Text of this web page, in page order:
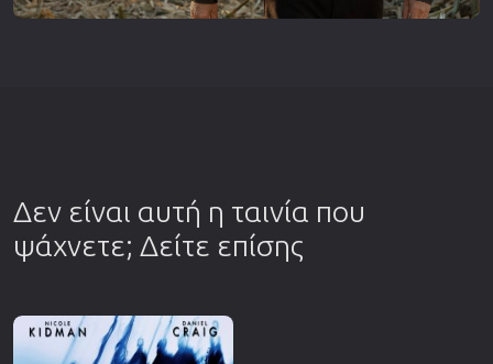
Δεν είναι αυτή η ταινία που
ψάχνετε; Δείτε επίσης